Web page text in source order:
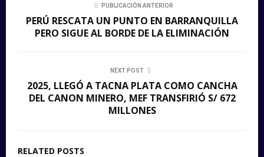
PUBLICACIÓN ANTERIOR
PERÚ RESCATA UN PUNTO EN BARRANQUILLA
PERO SIGUE AL BORDE DE LA ELIMINACIÓN
NEXT POST
2025, LLEGÓ A TACNA PLATA COMO CANCHA
DEL CANON MINERO, MEF TRANSFIRIÓ S/ 672
MILLONES
RELATED POSTS